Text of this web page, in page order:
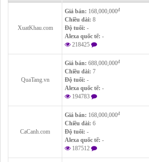
XuatKhau.com
Giá bán: 168,000,000đ
Chiều dài: 8
Độ tuổi: -
Alexa quốc tế: -
218425
QuaTang.vn
Giá bán: 688,000,000đ
Chiều dài: 7
Độ tuổi: -
Alexa quốc tế: -
194783
CaCanh.com
Giá bán: 168,000,000đ
Chiều dài: 6
Độ tuổi: -
Alexa quốc tế: -
187512